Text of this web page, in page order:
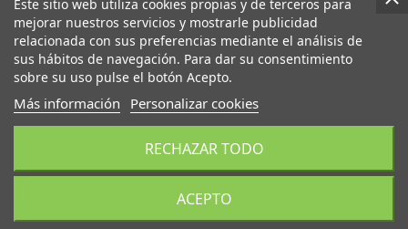
Este sitio web utiliza cookies propias y de terceros para
mejorar nuestros servicios y mostrarle publicidad
relacionada con sus preferencias mediante el análisis de
sus hábitos de navegación. Para dar su consentimiento
sobre su uso pulse el botón Acepto.
Más información Personalizar cookies
RECHAZAR TODO
ACEPTO